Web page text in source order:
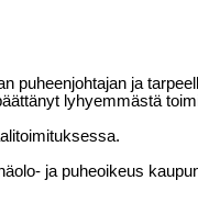
puheenjohtajan ja
lyhyemmästä
ja puheoikeus